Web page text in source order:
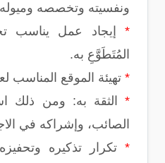
ونفسيته وتخصصه
* إيجاد عمل يناسب
المُتَطَوَّعِ به.
* تهيئة الموقع المناسب
* الثقة به: ومن ذلك
الصائب، وإشراكه في
* تكرار تذكيره